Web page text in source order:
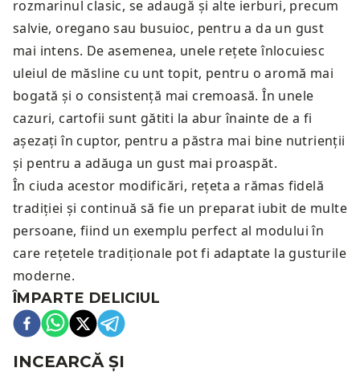
rozmarinul clasic, se adaugă și alte ierburi, precum
salvie, oregano sau busuioc, pentru a da un gust
mai intens. De asemenea, unele rețete înlocuiesc
uleiul de măsline cu unt topit, pentru o aromă mai
bogată și o consistență mai cremoasă. În unele
cazuri, cartofii sunt gătiti la abur înainte de a fi
așezați în cuptor, pentru a păstra mai bine nutrienții
și pentru a adăuga un gust mai proaspăt.
În ciuda acestor modificări, rețeta a rămas fidelă
tradiției și continuă să fie un preparat iubit de multe
persoane, fiind un exemplu perfect al modului în
care rețetele tradiționale pot fi adaptate la gusturile
moderne.
ÎMPARTE DELICIUL
INCEARCĂ ȘI